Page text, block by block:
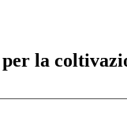
la